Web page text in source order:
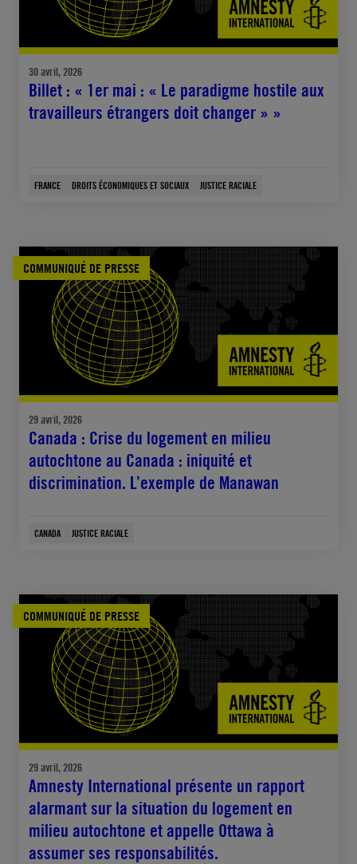
30 avril, 2026
Billet : « 1er mai : « Le paradigme hostile aux
travailleurs étrangers doit changer » »
FRANCE DROITS ÉCONOMIQUES ET SOCIAUX JUSTICE RACIALE
COMMUNIQUÉ DE PRESSE
29 avril, 2026
Canada : Crise du logement en milieu
autochtone au Canada : iniquité et
discrimination. L’exemple de Manawan
CANADA JUSTICE RACIALE
COMMUNIQUÉ DE PRESSE
29 avril, 2026
Amnesty International présente un rapport
alarmant sur la situation du logement en
milieu autochtone et appelle Ottawa à
assumer ses responsabilités.